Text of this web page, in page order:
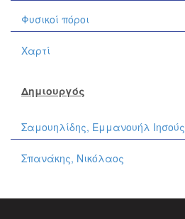
Φυσικοί πόροι
Χαρτί
Δημιουργός
Σαμουηλίδης, Εμμανουήλ Ιησούς
Σπανάκης, Νικόλαος